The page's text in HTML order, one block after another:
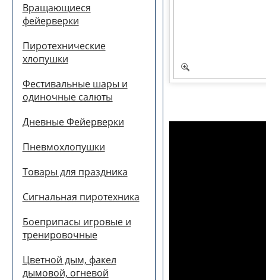
Вращающиеся
фейерверки
Пиротехнические
хлопушки
Фестивальные шары и
одиночные салюты
Дневные Фейерверки
Пневмохлопушки
Товары для праздника
Сигнальная пиротехника
Боеприпасы игровые и
тренировочные
Цветной дым, факел
дымовой, огневой